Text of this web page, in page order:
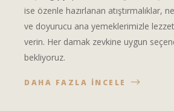
ise özenle hazırlanan atıştırmalıklar,
ve doyurucu ana yemeklerimizle
verin. Her damak zevkine uygun
bekliyoruz.
DAHA FAZLA İNCELE